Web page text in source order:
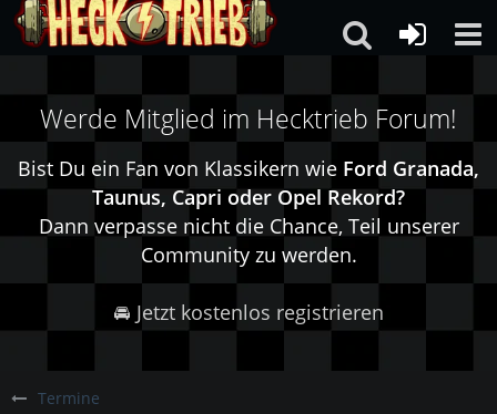
Werde Mitglied im Hecktrieb Forum!
Bist Du ein Fan von Klassikern wie Ford Granada,
Taunus, Capri oder Opel Rekord?
Dann verpasse nicht die Chance, Teil unserer
Community zu werden.
🚘 Jetzt kostenlos registrieren
Termine